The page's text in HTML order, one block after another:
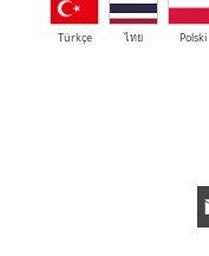
Polski
ไทย
Türkçe